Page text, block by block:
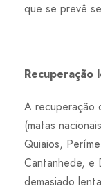
que se prevê
Recuperação
A recuperação
(matas
Quiaios,
Cantanhede, e
demasiado